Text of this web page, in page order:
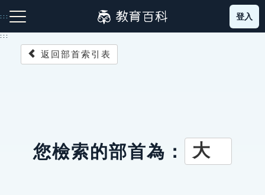
到
主
::: 登入
:::
返回部首索引表
您檢索的部首為： 大